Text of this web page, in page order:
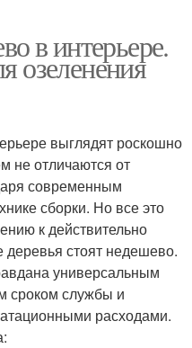
в интерьере.
озеленения
выглядят роскошно
не отличаются от
современным
сборки. Но все это
к действительно
стоят недешево.
универсальным
сроком службы и
расходами.